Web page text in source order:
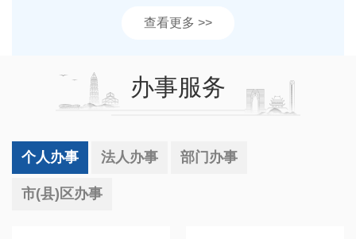
查看更多 >>
办事服务
个人办事 法人办事 部门办事
市(县)区办事